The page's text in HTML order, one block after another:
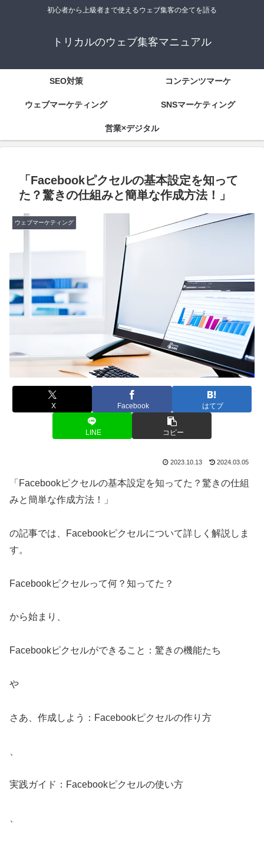
初心者から上級者まで使えるウェブ集客の全てを語る
トリカルのウェブ集客マニュアル
SEO対策 コンテンツマーケ
ウェブマーケティング SNSマーケティング
営業×デジタル
「Facebookピクセルの基本設定を知って
た？驚きの仕組みと簡単な作成方法！」
ウェブマーケティング
X Facebook はてブ
LINE コピー
2023.10.13 2024.03.05
「Facebookピクセルの基本設定を知ってた？驚きの仕組
みと簡単な作成方法！」
の記事では、Facebookピクセルについて詳しく解説しま
す。
Facebookピクセルって何？知ってた？
から始まり、
Facebookピクセルができること：驚きの機能たち
や
さあ、作成しよう：Facebookピクセルの作り方
実践ガイド：Facebookピクセルの使い方